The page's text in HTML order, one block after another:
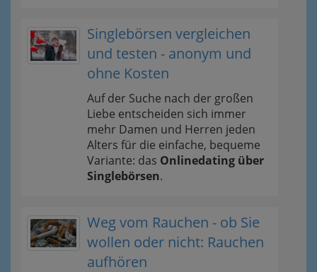
Singlebörsen vergleichen
und testen - anonym und
ohne Kosten
Auf der Suche nach der großen
Liebe entscheiden sich immer
mehr Damen und Herren jeden
Alters für die einfache, bequeme
Variante: das Onlinedating über
Singlebörsen.
Weg vom Rauchen - ob Sie
wollen oder nicht: Rauchen
aufhören